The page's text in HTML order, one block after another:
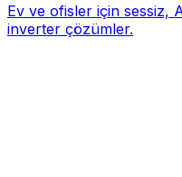
Ev ve ofisler için sessiz,
inverter çözümler.